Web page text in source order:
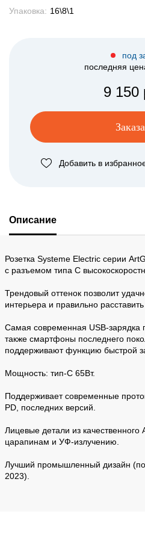
Упаковка: 16\8\1
под
последняя
9 150
Добавить в
Описание
Розетка Systeme Electric серии
с разъемом типа C
Трендовый оттенок позволит
интерьера и правильно расставить
Самая современная USB-зарядка
также смартфоны последнего
поддерживают функцию быстрой
Мощность: тип-С 65Вт.
Поддерживает современные
PD, последних версий.
Лицевые детали из качественного
царапинам и УФ-излучению.
Лучший промышленный дизайн
2023).